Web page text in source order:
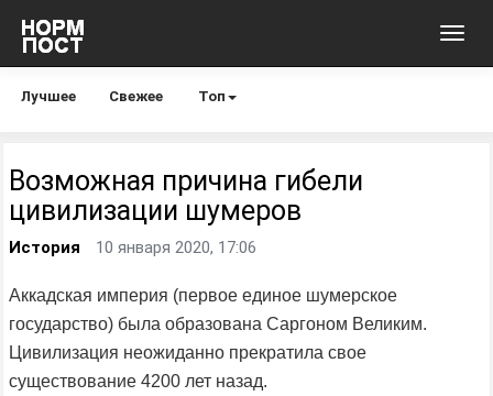
Лучшее Свежее Топ
Возможная причина гибели
цивилизации шумеров
История 10 января 2020, 17:06
Аккадская империя (первое единое шумерское
государство) была образована Саргоном Великим.
Цивилизация неожиданно прекратила свое
существование 4200 лет назад.